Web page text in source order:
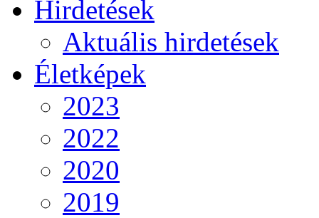
Hirdetések
Aktuális hirdetések
Életképek
2023
2022
2020
2019